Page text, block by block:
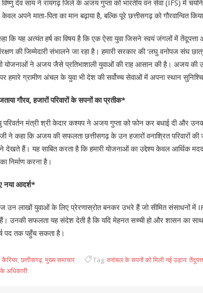
विष्णु देव साय ने रायगढ़ जिले के अजय गुप्ता को भारतीय वन सेवा (IFS) में
अपने माता-पिता का मान बढ़ाया है, बल्कि पूरे छत्तीसगढ़ को गौरवान्वित
कि यह अत्यंत हर्ष का विषय है कि एक ऐसा युवा जिसने स्वयं जंगलों में
की जिम्मेदारी संभालने जा रहा है। हमारी सरकार की ‘लघु वनोपज संघ
योजनाओं ने अजय जैसे प्रतिभाशाली युवाओं की राह आसान की है। अजय की
हमारे ग्रामीण अंचल के युवा भी देश की सर्वोच्च सेवाओं में अपना स्थान
गौरव, हजारों परिवारों के सपनों का प्रतीक*
मंत्री श्री केदार कश्यप ने अजय गुप्ता को फोन कर बधाई दी और
जी ने कहा कि अजय की सफलता छत्तीसगढ़ के उन हजारों वनाश्रित परिवारों
हैं। यह साबित करता है कि हमारी योजनाओं का उद्देश्य केवल आर्थिक
निर्माण करना है।
नया आदर्श*
लाखों युवाओं के लिए प्रेरणास्रोत बनकर उभरे हैं जो सीमित संसाधनों में
उनकी सफलता यह संदेश देती है कि यदि मेहनत सच्ची हो और शासन का साथ
पद तक पहुँच सकता है।
कैरियर,छत्तीसगढ़,मुख्य समाचार Tag: वनांचल के सपनों को मिली नई उड़ान:
अधिकारी